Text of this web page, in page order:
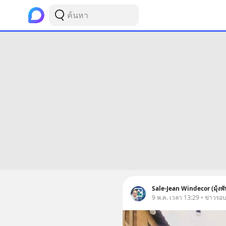
Sale-Jean Windecor (มุ้ง
9 พ.ค. เวลา 13:29 • ข่าวรอ